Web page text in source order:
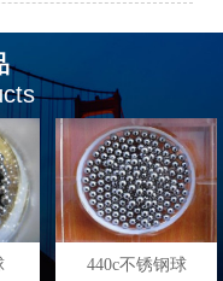
440c不锈钢球